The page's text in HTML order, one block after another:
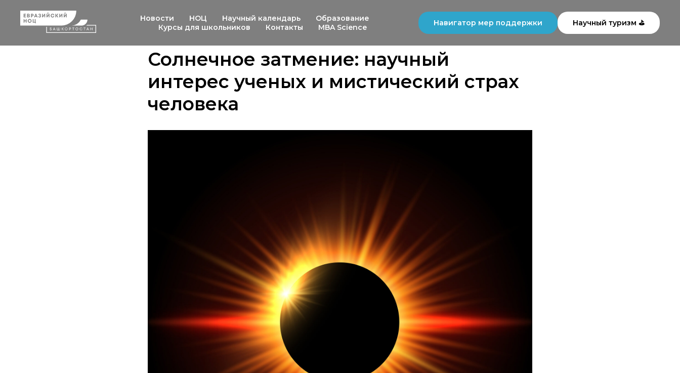
Новости НОЦ Научный календарь
Образование
Курсы для школьников
Контакты MBA Science
Навигатор мер поддержки Научный туризм ⛳
Солнечное затмение: научный
интерес ученых и мистический страх
человека